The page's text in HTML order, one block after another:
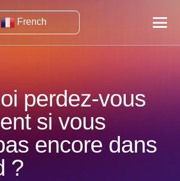
French
perdez-vous
si vous
encore dans
?